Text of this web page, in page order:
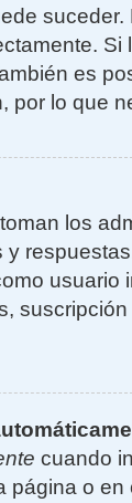
es
por lo que
los
usuario
cuando
o